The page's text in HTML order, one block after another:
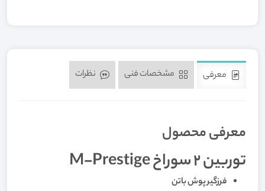
معرفی
معرفی محصول
توربین 2 سوراخ M-Prestige
فرزگیر پوش باتن